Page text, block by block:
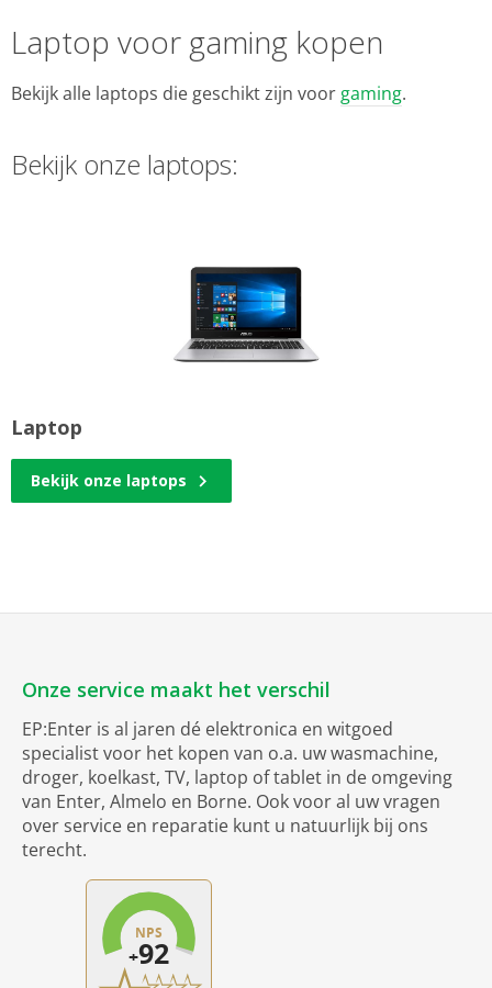
Laptop voor gaming kopen
Bekijk alle laptops die geschikt zijn voor gaming.
Bekijk onze laptops:
Laptop
Bekijk onze laptops
Onze service maakt het verschil
EP:Enter is al jaren dé elektronica en witgoed
specialist voor het kopen van o.a. uw wasmachine,
droger, koelkast, TV, laptop of tablet in de omgeving
van Enter, Almelo en Borne. Ook voor al uw vragen
over service en reparatie kunt u natuurlijk bij ons
terecht.